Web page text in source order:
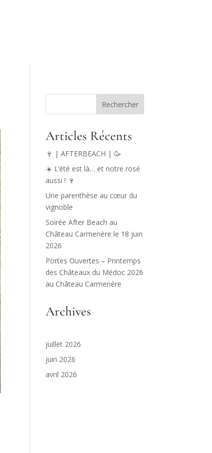
Rechercher
Articles Récents
🍷 | AFTERBEACH | 🥳
☀️ L’été est là… et notre rosé
aussi ! 🍷
Une parenthèse au cœur du
vignoble
Soirée After Beach au
Château Carmenère le 18 juin
2026
Portes Ouvertes – Printemps
des Châteaux du Médoc 2026
au Château Carmenère
Archives
juillet 2026
juin 2026
avril 2026